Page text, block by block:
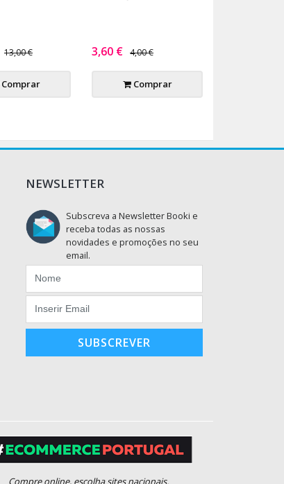
13,00 € 3,60 € 4,00 €
Comprar
NEWSLETTER
Subscreva a Newsletter Booki e
receba todas as nossas
novidades e promoções no seu
email.
SUBSCREVER
Compre online, escolha sites nacionais.